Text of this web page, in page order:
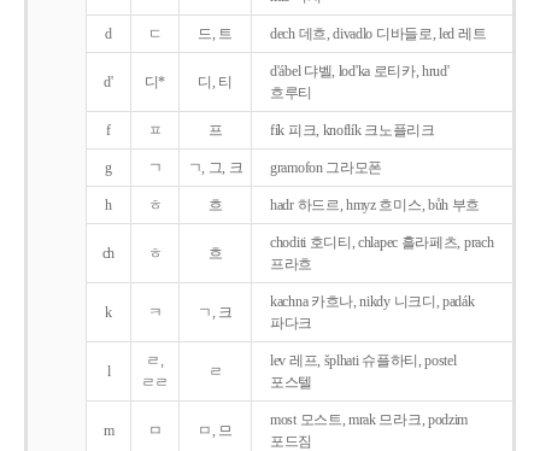
d ㄷ 드, 트 dech 데흐, divadlo 디바들로, led 레트
d' 디* 디, 티
d'ábel 댜벨, lod'ka 로티카, hrud'
흐루티
f ㅍ 프 fík 피크, knoflík 크노플리크
g ㄱ ㄱ, 그, 크 gramofon 그라모폰
h ㅎ 흐 hadr 하드르, hmyz 흐미스, bůh 부흐
ch ㅎ 흐
choditi 호디티, chlapec 흘라페츠, prach
프라흐
k ㅋ ㄱ, 크
kachna 카흐나, nikdy 니크디, padák
파다크
l
ㄹ,
ㄹㄹ
ㄹ
lev 레프, šplhati 슈플하티, postel
포스텔
m ㅁ ㅁ, 므
most 모스트, mrak 므라크, podzim
포드짐